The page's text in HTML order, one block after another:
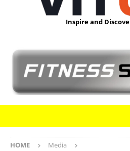
Inspire and
HOME Media